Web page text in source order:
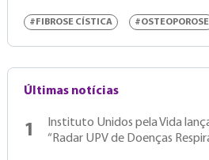
#FIBROSE CÍSTICA #OSTEOPOROSE
Últimas notícias
1
Instituto Unidos pela Vida
“Radar UPV de Doenças